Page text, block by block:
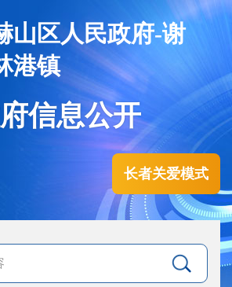
山区人民政府-谢
港镇
信息公开
长者关爱模式